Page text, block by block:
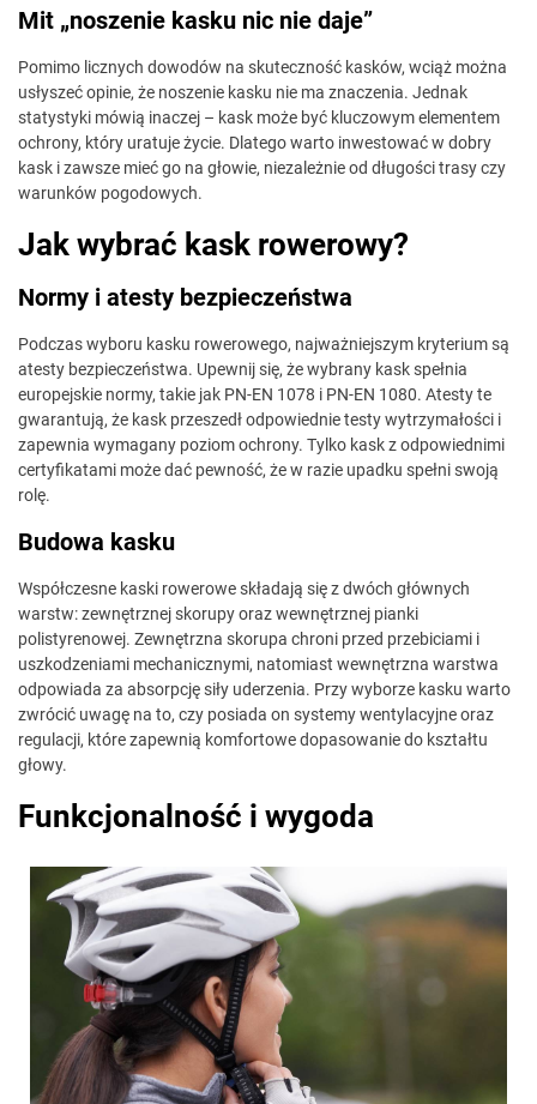
Mit „noszenie kasku nic nie daje”
Pomimo licznych dowodów na skuteczność kasków, wciąż można
usłyszeć opinie, że noszenie kasku nie ma znaczenia. Jednak
statystyki mówią inaczej – kask może być kluczowym elementem
ochrony, który uratuje życie. Dlatego warto inwestować w dobry
kask i zawsze mieć go na głowie, niezależnie od długości trasy czy
warunków pogodowych.
Jak wybrać kask rowerowy?
Normy i atesty bezpieczeństwa
Podczas wyboru kasku rowerowego, najważniejszym kryterium są
atesty bezpieczeństwa. Upewnij się, że wybrany kask spełnia
europejskie normy, takie jak PN-EN 1078 i PN-EN 1080. Atesty te
gwarantują, że kask przeszedł odpowiednie testy wytrzymałości i
zapewnia wymagany poziom ochrony. Tylko kask z odpowiednimi
certyfikatami może dać pewność, że w razie upadku spełni swoją
rolę.
Budowa kasku
Współczesne kaski rowerowe składają się z dwóch głównych
warstw: zewnętrznej skorupy oraz wewnętrznej pianki
polistyrenowej. Zewnętrzna skorupa chroni przed przebiciami i
uszkodzeniami mechanicznymi, natomiast wewnętrzna warstwa
odpowiada za absorpcję siły uderzenia. Przy wyborze kasku warto
zwrócić uwagę na to, czy posiada on systemy wentylacyjne oraz
regulacji, które zapewnią komfortowe dopasowanie do kształtu
głowy.
Funkcjonalność i wygoda